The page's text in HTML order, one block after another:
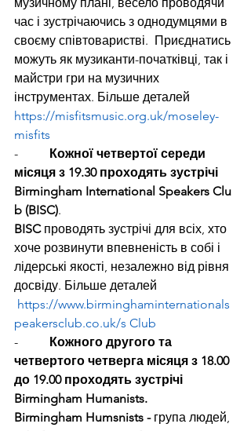
час і зустрічаючись з однодумцями в
своєму співтоваристві.  Приєднатись
можуть як музиканти-початківці, так і
майстри гри на музичних
інструментах. Більше деталей
https://misfitsmusic.org.uk/moseley-
misfits
-
Кожної четвертої середи
місяця з 19.30 проходять зустрічі
Birmingham International Speakers Clu
b (BISC).
BISC проводять зустрічі для всіх, хто
хоче розвинути впевненість в собі і
лідерські якості, незалежно від рівня
досвіду. Більше деталей
https://www.birminghaminternationals
peakersclub.co.uk/s Club
-
Кожного другого та
четвертого четверга місяця з 18.00
до 19.00 проходять зустрічі
Birmingham Humanists.
Birmingham Humsnists - група людей,